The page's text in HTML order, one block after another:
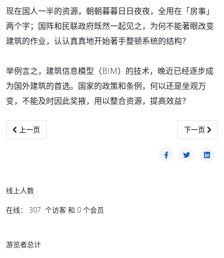
现在国人一半的资源，朝朝暮暮日日夜夜，全用在「房事」
两个字；国阵和民联政府既然一起见之，为何不能著眼改变
建筑的作业，认认真真地开始著手整顿系统的结构？
举例言之，建筑信息模型（BIM）的技术，晚近已经逐步成
为国外建筑的首选。国家的政策和条例，何以还是坐观万
变，不能及时因此奖掖，用以整合资源，提高效益？
上一篇文章: 大选成绩，马哈迪说了算？
上一页 下一篇文章:
下一页
线上人数
在线： 307 个访客 和 0 个会员
游览者总计